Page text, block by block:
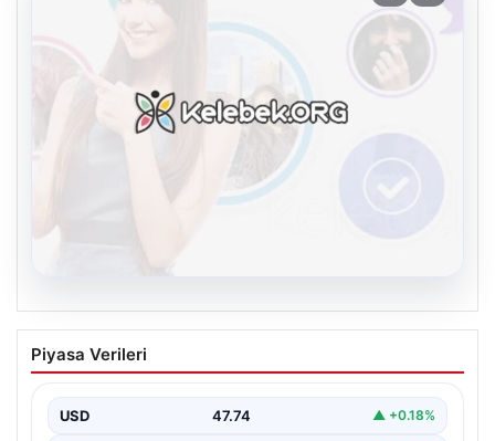
Kelebek.Org İle Dijital İletişimin Seviyeli
Adresi Ve Muhabbet Deneyimi
kurması büyük bir hassasiyet ifade etmektedir.
Günümüzde…
Piyasa Verileri
USD 47.74 ▲ +0.18%